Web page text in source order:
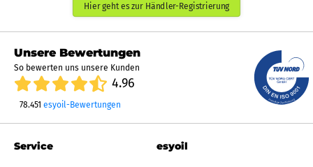
Hier geht es zur Händler-Registrierung
Unsere Bewertungen
So bewerten uns unsere Kunden
4.96
78.451 esyoil-Bewertungen
Service esyoil